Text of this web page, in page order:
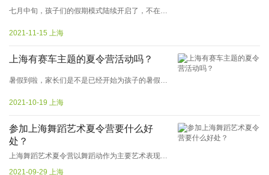
2021-11-15 上海
上海有赛车主题的夏令营活动吗？
2021-10-19 上海
参加上海舞蹈艺术夏令营要什么好
处？
2021-09-29 上海